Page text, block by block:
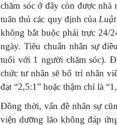
chăm sóc ở đây còn được nhà
tuân thủ các quy định của
không bắt buộc phải trực 24/
ngày. Tiêu chuẩn nhân sự
tuổi với 1 người chăm sóc).
chức tư nhân sẽ bố trí nhân
đạt “2,5:1” hoặc thậm chí là
Đồng thời, vấn đề nhân sự
viện dưỡng lão không đáp